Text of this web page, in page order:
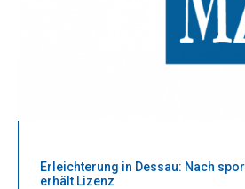
Erleichterung in Dessau: Nach
erhält Lizenz